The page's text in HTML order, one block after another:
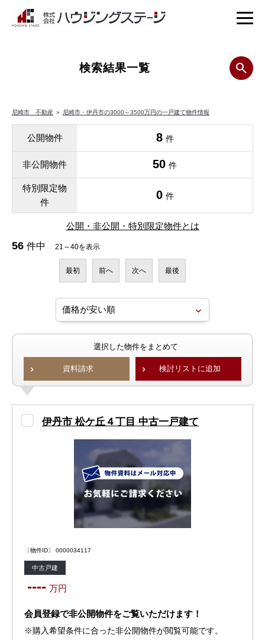
検索結果一覧
尼崎市 不動産 ＞ 尼崎市・伊丹市の3000～3500万円の一戸建て物件情報
公開物件 8 件
非公開物件 50 件
特別限定物
件
0 件
公開・非公開・特別限定物件とは
56 件中 21～40を表示
最初 前へ 次へ 最後
選択した物件をまとめて
資料請求 検討リストに追加
伊丹市 松ケ丘４丁目 中古一戸建て
〔物件ID〕 0000034117
中古戸建
---- 万円
会員登録で非公開物件をご覧いただけます！
※購入希望条件に合った非公開物件が閲覧可能です。